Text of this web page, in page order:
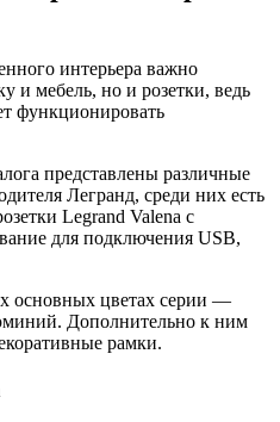
интерьера важно
и мебель, но и розетки, ведь
функционировать
представлены различные
Легранд, среди них есть
Legrand Valena с
для подключения USB,
основных цветах серии —
Дополнительно к ним
рамки.